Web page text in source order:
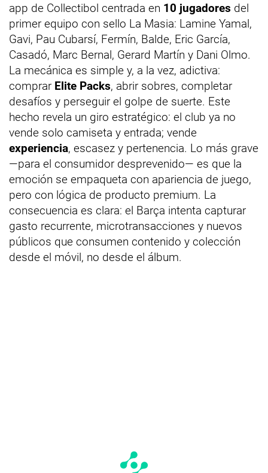
app de Collectibol centrada en 10 jugadores del
primer equipo con sello La Masia: Lamine Yamal,
Gavi, Pau Cubarsí, Fermín, Balde, Eric García,
Casadó, Marc Bernal, Gerard Martín y Dani Olmo.
La mecánica es simple y, a la vez, adictiva:
comprar Elite Packs, abrir sobres, completar
desafíos y perseguir el golpe de suerte. Este
hecho revela un giro estratégico: el club ya no
vende solo camiseta y entrada; vende
experiencia, escasez y pertenencia. Lo más grave
—para el consumidor desprevenido— es que la
emoción se empaqueta con apariencia de juego,
pero con lógica de producto premium. La
consecuencia es clara: el Barça intenta capturar
gasto recurrente, microtransacciones y nuevos
públicos que consumen contenido y colección
desde el móvil, no desde el álbum.